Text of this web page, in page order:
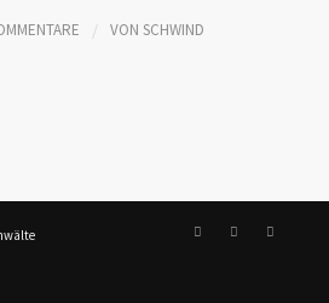
/ VON SCHWIND